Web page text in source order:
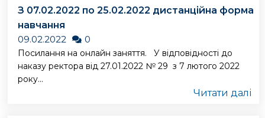
З 07.02.2022 по 25.02.2022 дистанційна форма
навчання
09.02.2022
0
Посилання на онлайн заняття. У відповідності до
наказу ректора від 27.01.2022 № 29 з 7 лютого 2022
року...
Читати далі